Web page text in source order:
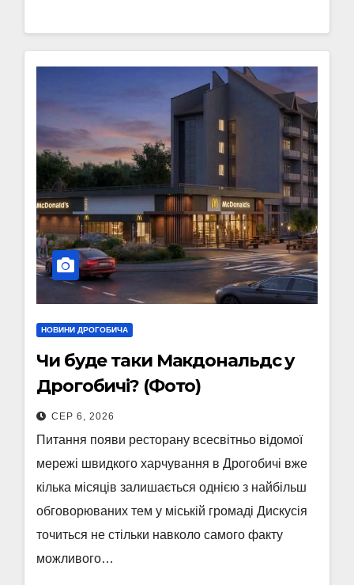
НОВИНИ ДРОГОБИЧА
Чи буде таки Макдональдс у
Дрогобичі? (Фото)
СЕР 6, 2026
Питання появи ресторану всесвітньо відомої
мережі швидкого харчування в Дрогобичі вже
кілька місяців залишається однією з найбільш
обговорюваних тем у міській громаді Дискусія
точиться не стільки навколо самого факту
можливого…